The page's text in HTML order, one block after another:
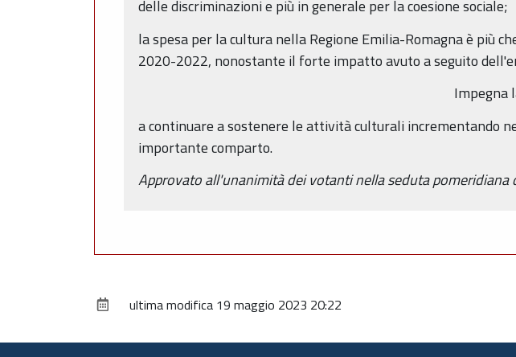
delle discriminazioni e più in generale per la coesione sociale;
la spesa per la cultura nella Regione Emilia-Romagna è più
2020-2022, nonostante il forte impatto avuto a seguito
Impegna
a continuare a sostenere le attività culturali incrementando
importante comparto.
Approvato all'unanimità dei votanti nella seduta pomeridiana
ultima modifica 19 maggio 2023 20:22